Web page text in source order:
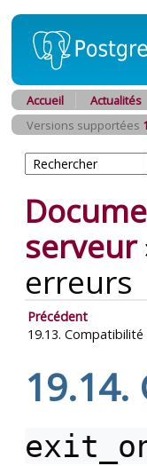
Accueil Actualités
Versions supportées
serveur
erreurs
Précédent
19.13.